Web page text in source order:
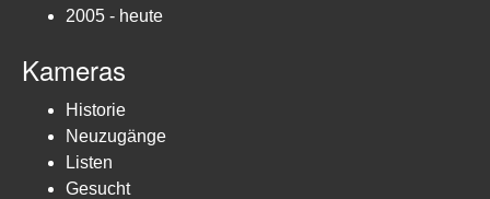
2005 - heute
Kameras
Historie
Neuzugänge
Listen
Gesucht